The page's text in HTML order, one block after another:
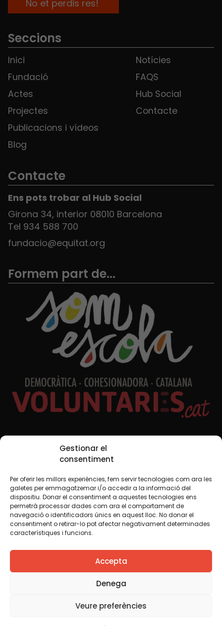
Gestionar el
consentiment
Per oferir les millors experiències, fem servir tecnologies com ara les
galetes per emmagatzemar i/o accedir a la informació del
dispositiu. Donar el consentiment a aquestes tecnologies ens
permetrà processar dades com ara el comportament de
navegació o identificadors únics en aquest lloc. No donar el
consentiment o retirar-lo pot afectar negativament determinades
característiques i funcions.
Accepta
Denega
Veure preferències
Seccions
Inici
Fundació
Actes
Projectes
Publicacions i vídeos
Blog
Notícies
FAQS
Hub Social
Contacte
Contacte
Ens pots trobar al Hub Social
Girona 34, interior 08010 Barcelona
Tel 934 588 700
fundacio@equitat.org
Formem part de...
Xarxes Socials
TWT YTB IG FB IN
Avís legalPolítica de cookies
Creiem que el coneixement s’ha de compartir. Per això
fem servir una llicència Creative Commons, llevat que en
algun material indiquem el contrari. Us animem a copiar,
redistribuir, remesclar o transformar i crear els continguts
comercial. Només us demanem que reconegueu
l’autoria de la creació original.